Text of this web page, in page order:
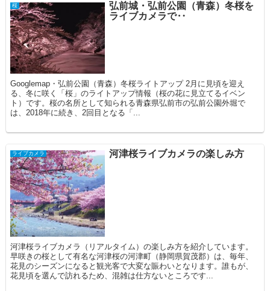
桜
弘前城・弘前公園（青森）冬桜を
ライブカメラで‥
Googlemap・弘前公園（青森）冬桜ライトアップ 2月に見頃を迎え
る、冬に咲く「桜」のライトアップ情報（桜の花に見立てるイベン
ト）です。桜の名所として知られる青森県弘前市の弘前公園外堀で
は、2018年に続き、2回目となる「...
ライブカメラ 河津桜ライブカメラの楽しみ方
河津桜ライブカメラ（リアルタイム）の楽しみ方を紹介しています。
早咲きの桜として有名な河津桜の河津町（静岡県賀茂郡）は、毎年、
花見のシーズンになると観光客で大変な賑わいとなります。誰もが、
花見頃を選んで訪れるため、混雑は仕方ないところです...